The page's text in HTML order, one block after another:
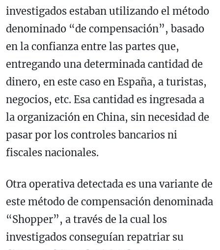
investigados estaban utilizando el método
denominado “de compensación”, basado
en la confianza entre las partes que,
entregando una determinada cantidad de
dinero, en este caso en España, a turistas,
negocios, etc. Esa cantidad es ingresada a
la organización en China, sin necesidad de
pasar por los controles bancarios ni
fiscales nacionales.
Otra operativa detectada es una variante de
este método de compensación denominada
“Shopper”, a través de la cual los
investigados conseguían repatriar su